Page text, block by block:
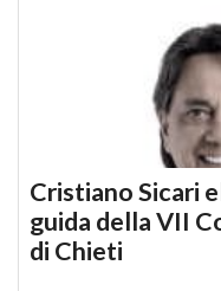
Cristiano Sicari
guida della VII
di Chieti